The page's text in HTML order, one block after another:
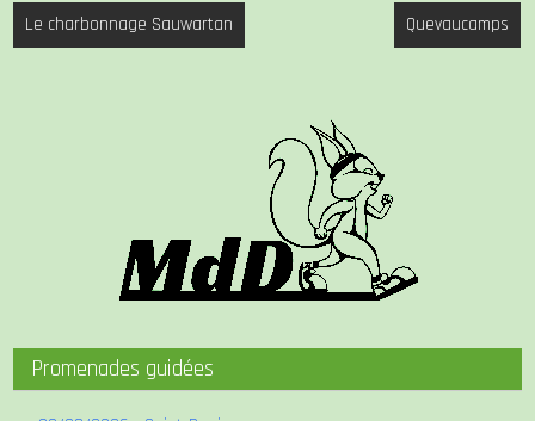
Navigation
de
Le charbonnage Sauwartan Quevaucamps
Promenades guidées